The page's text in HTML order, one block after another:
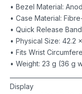
• Bezel Material:
• Case Material:
• Quick Release
• Physical Size: 42.2
• Fits Wrist
• Weight: 23 g (36 g
Display